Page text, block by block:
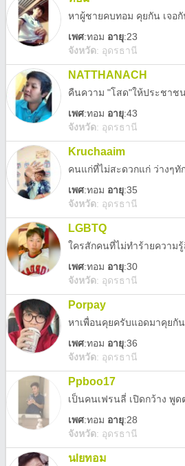
หาผู้ชายคบทอม คุยกัน เจอ
เพศ:ทอม อายุ:23
จังหวัด: อุดรธานี
NATTHANACH
คืนความ "โสด"ให้ประชาชน
เพศ:ทอม อายุ:43
จังหวัด: อุดรธานี
Kruchaaim
คนแก่ที่ไม่สะดวกแก่ ว่างๆทั
เพศ:ทอม อายุ:35
จังหวัด: อุดรธานี
LGBTQ
ใครสักคนที่ไม่ทำร้ายความ
เพศ:ทอม อายุ:30
จังหวัด: อุดรธานี
Porpay
หาเพื่อนคุยครับแอดมาคุยกั
เพศ:ทอม อายุ:36
จังหวัด: อุดรธานี
Ppboo17
เพศ:ทอม อายุ:28
จังหวัด: อุดรธานี
นlยทอม